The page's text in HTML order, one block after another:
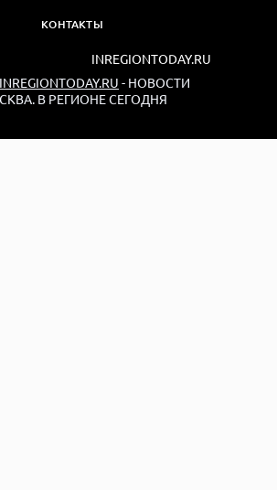
КОНТАКТЫ
INREGIONTODAY.RU - НОВОСТИ
В РЕГИОНЕ СЕГОДНЯ